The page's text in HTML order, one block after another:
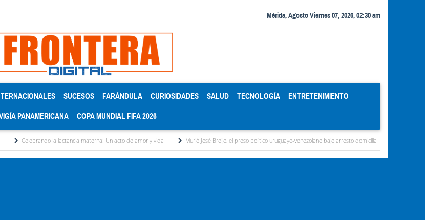
Mérida, Agosto Viernes 07, 2026, 02:30 am
SUCESOS FARÁNDULA CURIOSIDADES SALUD TECNOLOGÍA ENTRETENIMIENTO
PANAMERICANA COPA MUNDIAL FIFA 2026
la lactancia materna: Un acto de amor y vida Murió José Breijo, el preso político uruguayo-venezolano bajo arresto domiciliario ULA otorga la